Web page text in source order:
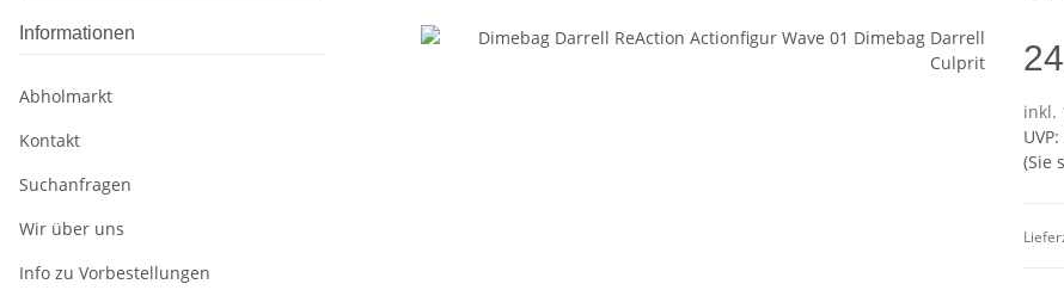
inkl.
UVP:
(Sie
Informationen
Abholmarkt
Kontakt
Suchanfragen
Wir über uns
Info zu Vorbestellungen